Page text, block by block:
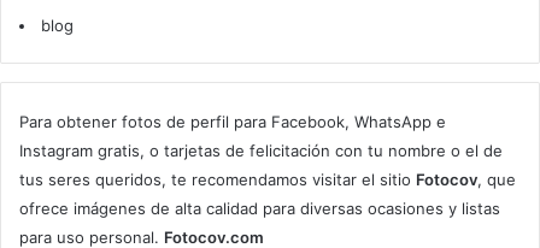
blog
Para obtener fotos de perfil para Facebook, WhatsApp e
Instagram gratis, o tarjetas de felicitación con tu nombre o el de
tus seres queridos, te recomendamos visitar el sitio Fotocov, que
ofrece imágenes de alta calidad para diversas ocasiones y listas
para uso personal. Fotocov.com